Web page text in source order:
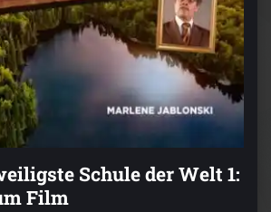
Schule der Welt 1:
Film